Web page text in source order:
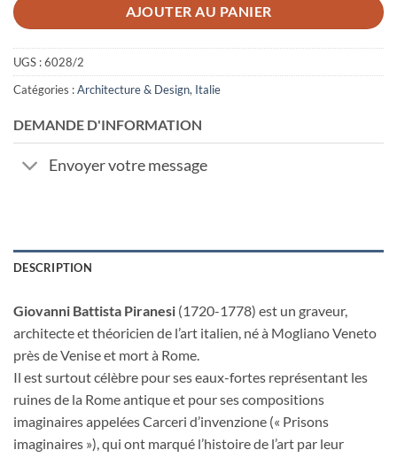
AJOUTER AU PANIER
UGS :6028/2
Catégories :Architecture & Design, Italie
DEMANDE D'INFORMATION
Envoyer votre message
DESCRIPTION
Giovanni Battista Piranesi (1720-1778) est un graveur,
architecte et théoricien de l’art italien, né à Mogliano Veneto
près de Venise et mort à Rome.
Il est surtout célèbre pour ses eaux-fortes représentant les
ruines de la Rome antique et pour ses compositions
imaginaires appelées Carceri d’invenzione (« Prisons
imaginaires »), qui ont marqué l’histoire de l’art par leur